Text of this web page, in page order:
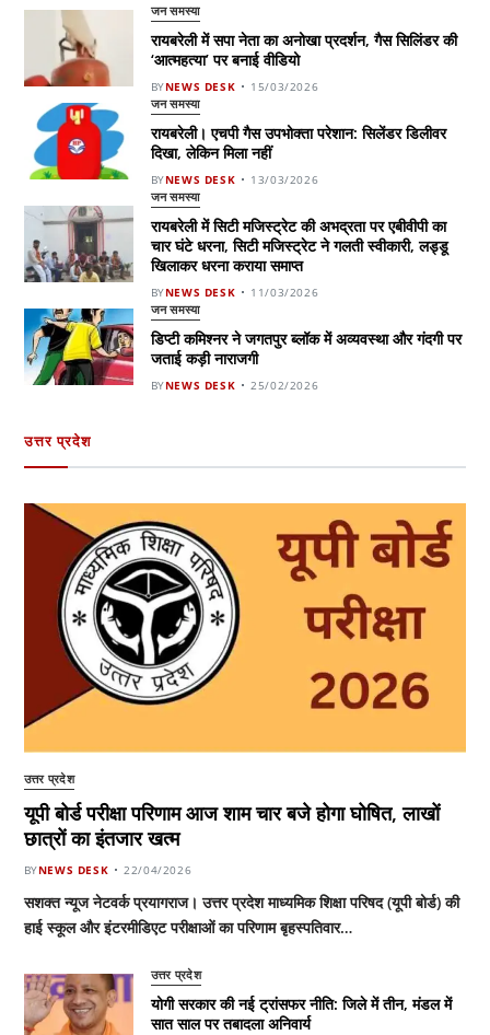
जन समस्या
रायबरेली में सपा नेता का अनोखा प्रदर्शन, गैस सिलिंडर की
‘आत्महत्या’ पर बनाई वीडियो
BYNEWS DESK 15/03/2026
जन समस्या
रायबरेली। एचपी गैस उपभोक्ता परेशान: सिलेंडर डिलीवर
दिखा, लेकिन मिला नहीं
BYNEWS DESK 13/03/2026
जन समस्या
रायबरेली में सिटी मजिस्ट्रेट की अभद्रता पर एबीवीपी का
चार घंटे धरना, सिटी मजिस्ट्रेट ने गलती स्वीकारी, लड्डू
खिलाकर धरना कराया समाप्त
BYNEWS DESK 11/03/2026
जन समस्या
डिप्टी कमिश्नर ने जगतपुर ब्लॉक में अव्यवस्था और गंदगी पर
जताई कड़ी नाराजगी
BYNEWS DESK 25/02/2026
उत्तर प्रदेश
उत्तर प्रदेश
यूपी बोर्ड परीक्षा परिणाम आज शाम चार बजे होगा घोषित, लाखों
छात्रों का इंतजार खत्म
BYNEWS DESK 22/04/2026
सशक्त न्यूज नेटवर्क प्रयागराज। उत्तर प्रदेश माध्यमिक शिक्षा परिषद (यूपी बोर्ड) की
हाई स्कूल और इंटरमीडिएट परीक्षाओं का परिणाम बृहस्पतिवार…
उत्तर प्रदेश
योगी सरकार की नई ट्रांसफर नीति: जिले में तीन, मंडल में
सात साल पर तबादला अनिवार्य